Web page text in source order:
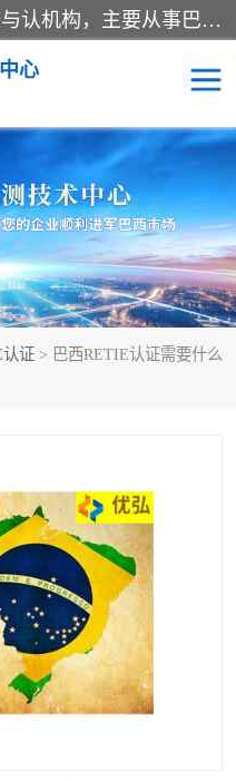
*是一家的测试、评估、检查与认机构，主要从事巴西NR10认证、NR12认证、NR13认证；ANATEL认证、INMTRO认证，欧盟CE认证：MD认证，PED认证，MID认证，ATEX认证，德国蓝色天使认证。
心
认证 > 巴西RETIE认证需要什么
NR10认证
NR13认证
巴西NR认证
RETIE认证